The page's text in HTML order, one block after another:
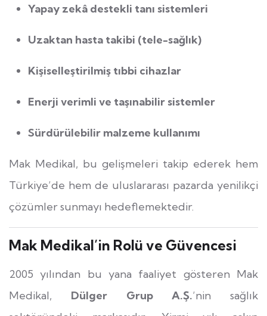
Yapay zekâ destekli tanı sistemleri
Uzaktan hasta takibi (tele-sağlık)
Kişiselleştirilmiş tıbbi cihazlar
Enerji verimli ve taşınabilir sistemler
Sürdürülebilir malzeme kullanımı
Mak Medikal, bu gelişmeleri takip ederek hem
Türkiye’de hem de uluslararası pazarda yenilikçi
çözümler sunmayı hedeflemektedir.
Mak Medikal’in Rolü ve Güvencesi
2005 yılından bu yana faaliyet gösteren Mak
Medikal, Dülger Grup A.Ş.’nin sağlık